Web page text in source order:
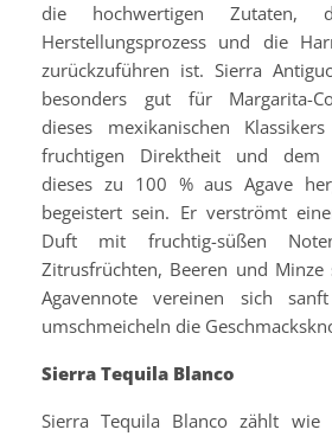
die hochwertigen Zutaten,
Herstellungsprozess und die
zurückzuführen ist. Sierra
besonders gut für Margarita-
dieses mexikanischen
fruchtigen Direktheit und dem
dieses zu 100 % aus Agave
begeistert sein. Er verströmt
Duft mit fruchtig-süßen
Zitrusfrüchten, Beeren und
Agavennote vereinen sich
umschmeicheln die
Sierra Tequila Blanco
Sierra Tequila Blanco zählt wie